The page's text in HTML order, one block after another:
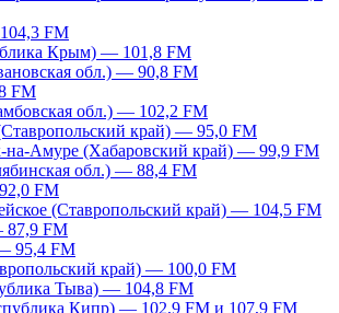
FM
Крым) — 101,8 FM
обл.) — 90,8 FM
FM
обл.) — 102,2 FM
край) — 95,0 FM
на-Амуре (Хабаровский край) — 99,9 FM
обл.) — 88,4 FM
FM
(Ставропольский край) — 104,5 FM
87,9 FM
95,4 FM
край) — 100,0 FM
Тыва) — 104,8 FM
Кипр) — 102,9 FM и 107,9 FM